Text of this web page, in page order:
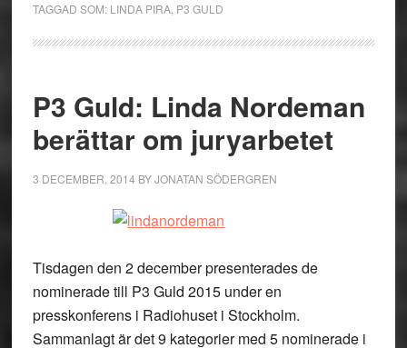
TAGGAD SOM: LINDA PIRA, P3 GULD
P3 Guld: Linda Nordeman
berättar om juryarbetet
3 DECEMBER, 2014 BYJONATAN SÖDERGREN
Tisdagen den 2 december presenterades de
nominerade till P3 Guld 2015 under en
presskonferens i Radiohuset i Stockholm.
Sammanlagt är det 9 kategorier med 5 nominerade i